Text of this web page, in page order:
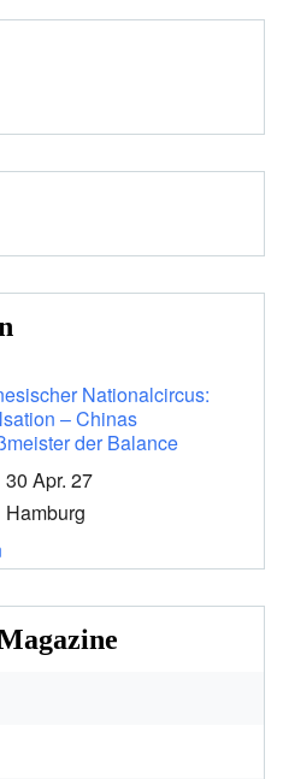
Nationalcircus:
– Chinas
der Balance
30 Apr. 27
Hamburg